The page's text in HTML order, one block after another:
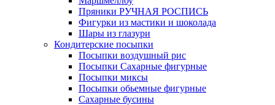
Пряники РУЧНАЯ РОСПИСЬ
Фигурки из мастики и шоколада
Шары из глазури
Кондитерские посыпки
Посыпки воздушный рис
Посыпки Сахарные фигурные
Посыпки миксы
Посыпки обьемные фигурные
Сахарные бусины